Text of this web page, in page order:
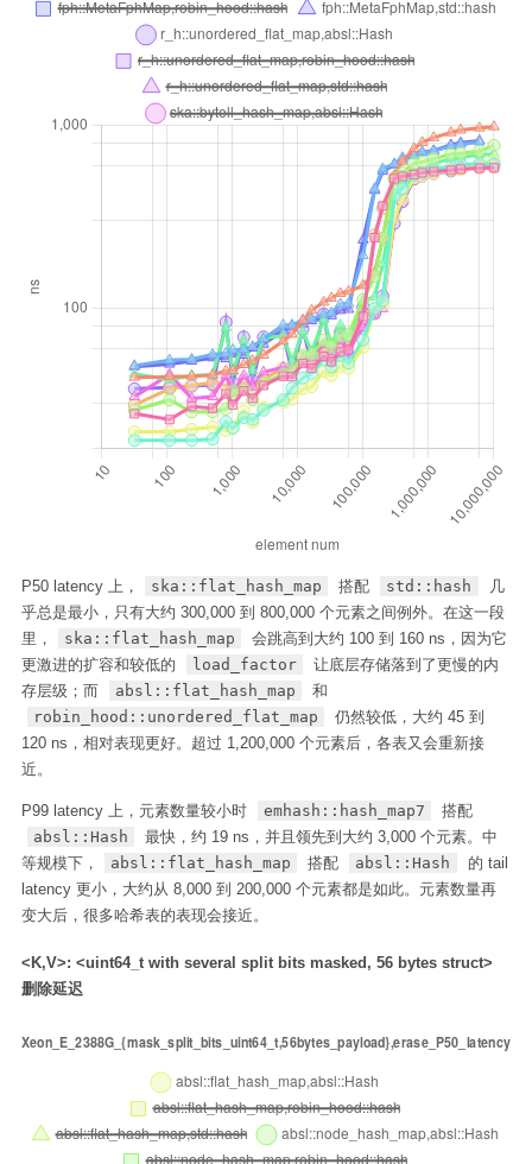
P50 latency 上， ska::flat_hash_map 搭配 std::hash
几
乎总是最小，只有大约 300,000 到 800,000 个元素之间例外。在这一段
里，
ska::flat_hash_map
会跳高到大约 100 到 160 ns，因为它
更激进的扩容和较低的
load_factor
让底层存储落到了更慢的内
存层级；而
absl::flat_hash_map
和
robin_hood::unordered_flat_map
仍然较低，大约 45 到
120 ns，相对表现更好。超过 1,200,000 个元素后，各表又会重新接
近。
P99 latency 上，元素数量较小时 emhash::hash_map7
搭配
absl::Hash
最快，约 19 ns，并且领先到大约 3,000 个元素。中
等规模下，
absl::flat_hash_map 搭配 absl::Hash
的 tail
latency 更小，大约从 8,000 到 200,000 个元素都是如此。元素数量再
变大后，很多哈希表的表现会接近。
<K,V>: <uint64_t with several split bits masked, 56 bytes struct>
删除延迟